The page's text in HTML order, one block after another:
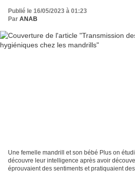
Publié le 16/05/2023 à 01:23
Par ANAB
Une femelle mandrill et son bébé Plus on
découvre leur intelligence après avoir
éprouvaient des sentiments et pratiquaient